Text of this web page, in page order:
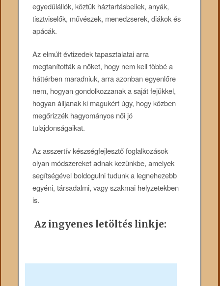
egyedülállók, köztük háztartásbeliek, anyák,
tisztviselők, művészek, menedzserek, diákok és
apácák.
Az elmúlt évtizedek tapasztalatai arra
megtanították a nőket, hogy nem kell többé a
háttérben maradniuk, arra azonban egyenlőre
nem, hogyan gondolkozzanak a saját fejükkel,
hogyan álljanak ki magukért úgy, hogy közben
megőrizzék hagyományos női jó
tulajdonságaikat.
Az asszertív készségfejlesztő foglalkozások
olyan módszereket adnak kezünkbe, amelyek
segítségével boldogulni tudunk a legnehezebb
egyéni, társadalmi, vagy szakmai helyzetekben
is.
Az ingyenes letöltés linkje: